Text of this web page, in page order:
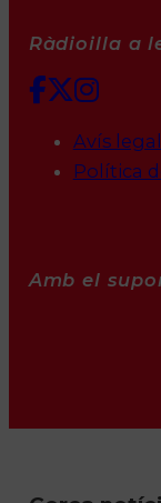
Ràdioilla a
Avís
Política
Amb el